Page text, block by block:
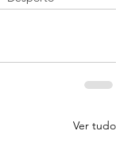
Ver tudo